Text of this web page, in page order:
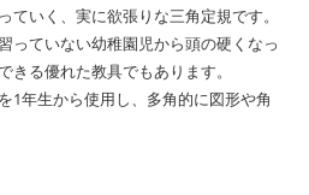
いく、実に欲張りな三角定規です。
っていない幼稚園児から頭の硬くなっ
る優れた教具でもあります。
1年生から使用し、多角的に図形や角